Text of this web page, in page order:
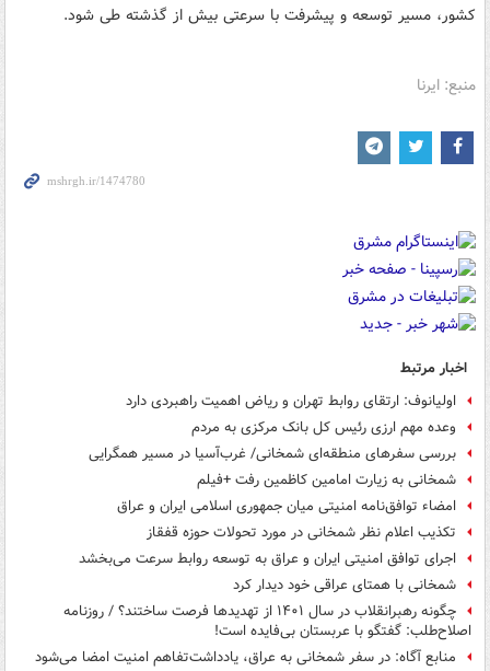
کشور، مسیر توسعه و پیشرفت با سرعتی بیش از گذشته طی شود.
منبع: ایرنا
اخبار مرتبط
اولیانوف: ارتقای روابط تهران و ریاض اهمیت راهبردی دارد
وعده مهم ارزی رئیس کل بانک مرکزی به مردم
بررسی سفرهای منطقه‌ای شمخانی/ غرب‌آسیا در مسیر همگرایی
شمخانی به زیارت امامین کاظمین رفت +فیلم
امضاء توافق‌نامه امنیتی میان جمهوری اسلامی ایران و عراق
تکذیب اعلام نظر شمخانی در مورد تحولات حوزه قفقاز
اجرای توافق امنیتی ایران و عراق به توسعه روابط سرعت می‌بخشد
شمخانی با همتای عراقی خود دیدار کرد
چگونه رهبرانقلاب در سال ۱۴۰۱ از تهدیدها فرصت ساختند؟ / روزنامه
اصلاح‌طلب: گفتگو با عربستان بی‌فایده است!
منابع آگاه: در سفر شمخانی به عراق، یادداشت‌تفاهم امنیت امضا می‌شود